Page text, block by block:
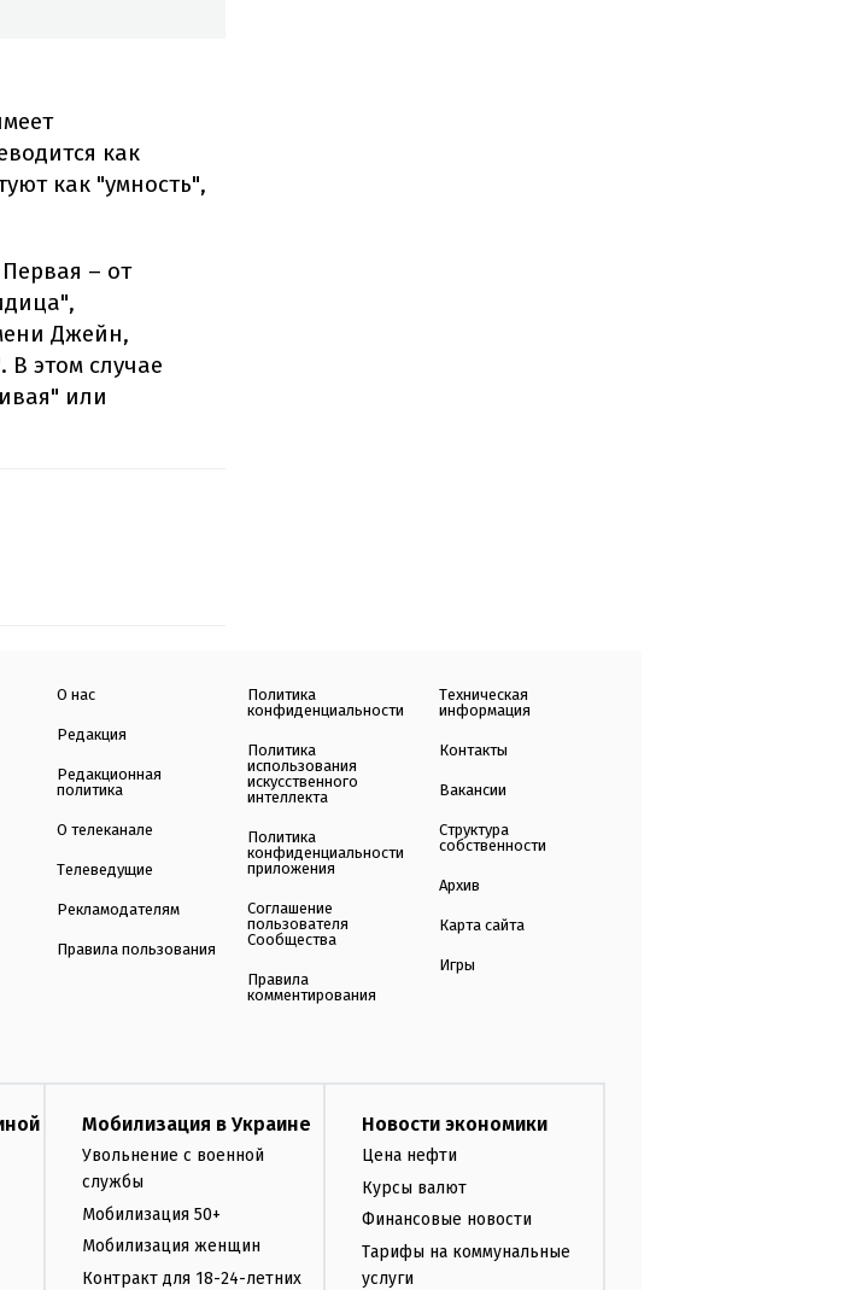
как
как "умность",
– от
Джейн,
этом случае
или
О нас
Редакция
Редакционная
политика
О телеканале
Телеведущие
Рекламодателям
Правила пользования
Политика
конфиденциальности
Политика
использования
искусственного
интеллекта
Политика
конфиденциальности
приложения
Соглашение
пользователя
Сообщества
Правила
комментирования
Техническая
информация
Контакты
Вакансии
Структура
собственности
Архив
Карта сайта
Игры
Мобилизация в Украине
Увольнение с военной
службы
Мобилизация 50+
Мобилизация женщин
Контракт для 18-24-летних
Новости экономики
Цена нефти
Курсы валют
Финансовые новости
Тарифы на коммунальные
услуги